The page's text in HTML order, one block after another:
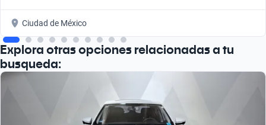
Ciudad de México
Explora otras opciones relacionadas a tu
busqueda: